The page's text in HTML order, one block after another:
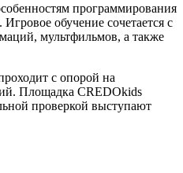
программирования
обучение сочетается с
мультфильмов, а также
с опорой на
Площадка CREDOkids
проверкой выступают